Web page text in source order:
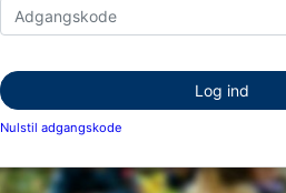
Log ind
Nulstil adgangskode